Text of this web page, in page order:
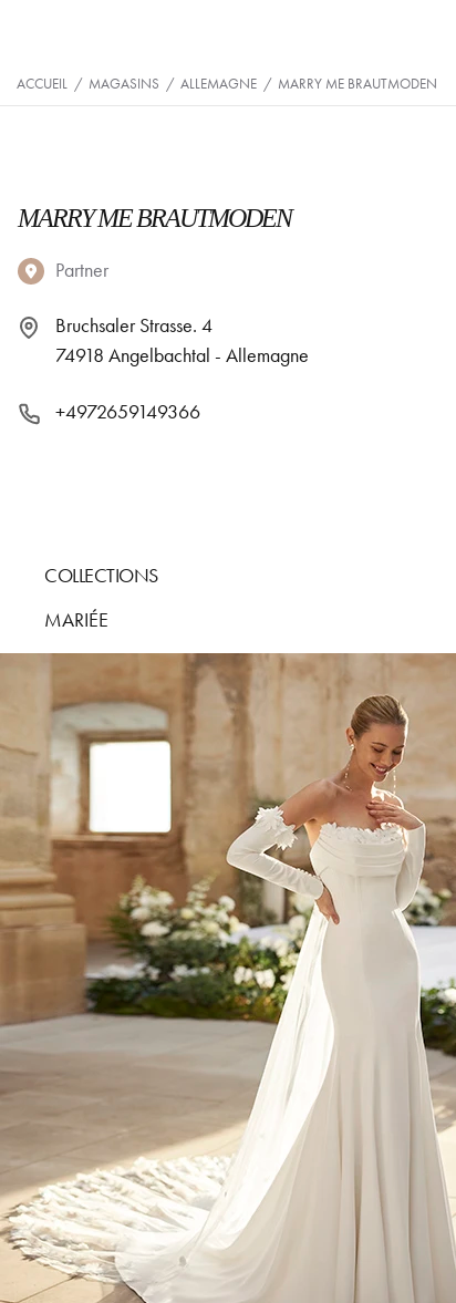
ACCUEIL / MAGASINS / ALLEMAGNE / MARRY ME BRAUTMODEN
MARRY ME BRAUTMODEN
Partner
Bruchsaler Strasse. 4
74918 Angelbachtal - Allemagne
+4972659149366
COLLECTIONS
MARIÉE